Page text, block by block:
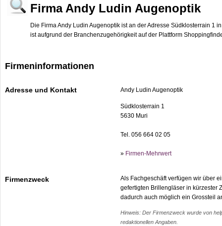
Firma Andy Ludin Augenoptik
Die Firma Andy Ludin Augenoptik ist an der Adresse Südklosterrain 1
ist aufgrund der Branchenzugehörigkeit auf der Plattform
Firmeninformationen
Adresse und Kontakt Andy Ludin Augenoptik
Südklosterrain 1
5630 Muri
Tel. 056 664 02 05
» Firmen-Mehrwert
Firmenzweck
Als Fachgeschäft verfügen wir über
gefertigten Brillengläser in kürzester
dadurch auch möglich ein Grossteil
Hinweis: Der Firmenzweck wurde von
redaktionellen Angaben.